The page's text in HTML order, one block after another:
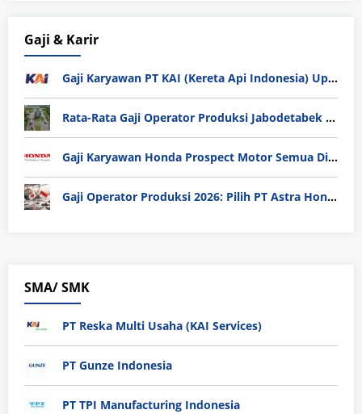
Gaji & Karir
Gaji Karyawan PT KAI (Kereta Api Indonesia) Update 2025
Rata-Rata Gaji Operator Produksi Jabodetabek 2025: Bedah Tuntas UMK, Lemburan, dan Realita Hidup Buruh
Gaji Karyawan Honda Prospect Motor Semua Divisi
Gaji Operator Produksi 2026: Pilih PT Astra Honda Motor (AHM) atau Manufaktur di Jepang?
SMA/ SMK
PT Reska Multi Usaha (KAI Services)
PT Gunze Indonesia
PT TPI Manufacturing Indonesia